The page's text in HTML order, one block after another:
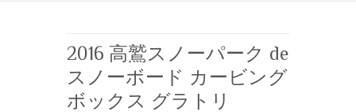
2016 高鷲スノーパーク de
スノーボード カービング
ボックス グラトリ